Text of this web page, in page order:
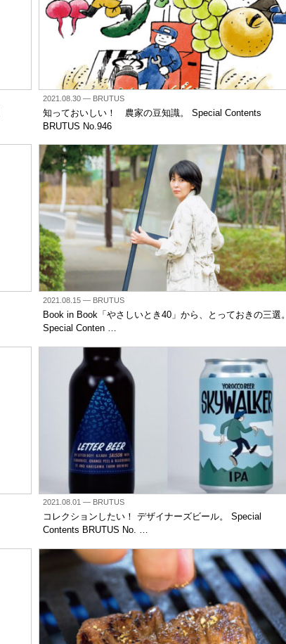
2021.08.30 — BRUTUS
知っておいしい！ 農家の豆知識。 Special Contents
BRUTUS No.946
2021.08.15 — BRUTUS
Book in Book「やさしいとき40」から、とっておきの三選。
Special Conten …
2021.08.01 — BRUTUS
コレクションしたい！ デザイナーズビール。 Special
Contents BRUTUS No. …